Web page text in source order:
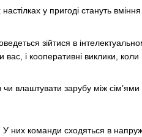
у пригоді стануть вміння
зійтися в
і кооперативні виклики,
чи влаштувати зарубу між
У них команди сходяться в